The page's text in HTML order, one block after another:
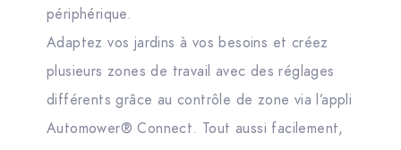
périphérique.
Adaptez vos jardins à vos besoins et créez
plusieurs zones de travail avec des réglages
différents grâce au contrôle de zone via l’appli
Automower® Connect. Tout aussi facilement,